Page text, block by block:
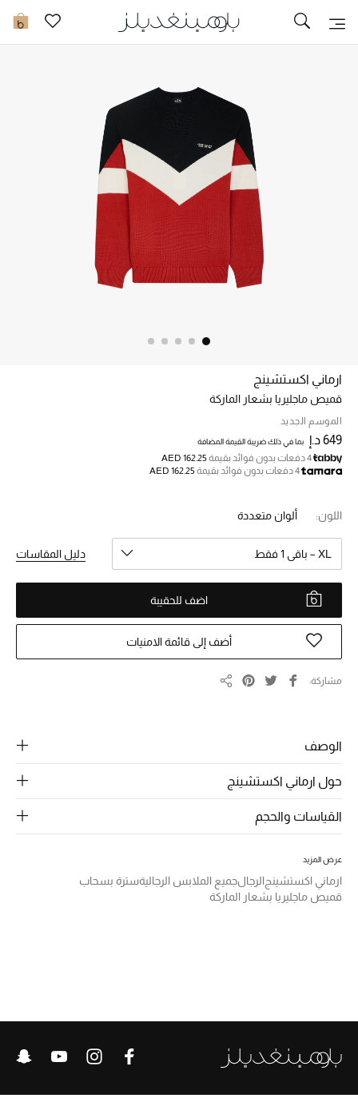
0 تخفيضات
مزيد من التخفيضات
خصم حتى 70%
تسوقوا الآن
ما وصلنا حديثاً
ما وصلنا حديثاً
الموسم الجديد
النساء
الحقائب النسائية
أحذية النسائية
الجمال
الأطفال
عرض جميع المنتجات
خصومات
ارماني اكستشينج
قميص ماجليريا بشعار الماركة
الموسم الجديد
649 د.إ بما في ذلك ضريبة القيمة المضافة
4 دفعات بدون فوائد بقيمة
AED 162.25
4 دفعات بدون فوائد بقيمة
AED 162.25
اللون: ألوان متعددة
XL – باقي 1 فقط دليل المقاسات
اضف للحقيبة
أضف إلى قائمة الامنيات
مشاركة
الوصف
حول ارماني اكستشينج
القياسات والحجم
عرض المزيد
ارماني اكستشينجالرجالجميع الملابس الرجاليةسترة بسحاب
قميص ماجليريا بشعار الماركة